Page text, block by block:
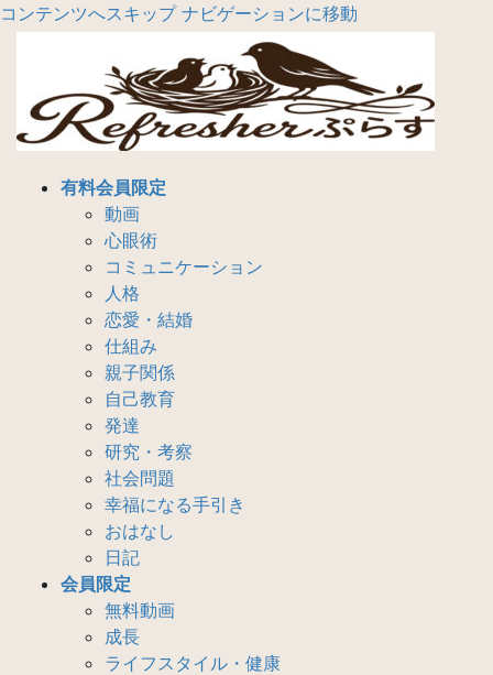
コンテンツへスキップ ナビゲーションに移動
有料会員限定
動画
心眼術
コミュニケーション
人格
恋愛・結婚
仕組み
親子関係
自己教育
発達
研究・考察
社会問題
幸福になる手引き
おはなし
日記
会員限定
無料動画
成長
ライフスタイル・健康